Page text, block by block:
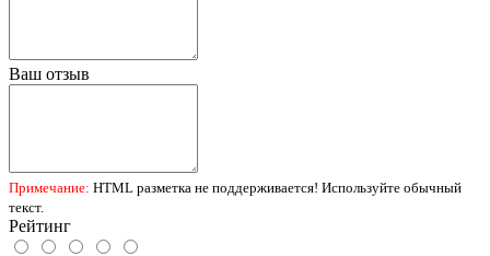
Ваш отзыв
Примечание: HTML разметка не поддерживается! Используйте обычный
текст.
Рейтинг